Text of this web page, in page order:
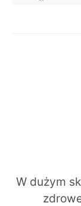
W dużym